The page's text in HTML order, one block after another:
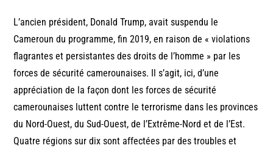
L’ancien président, Donald Trump, avait suspendu le
Cameroun du programme, fin 2019, en raison de « violations
flagrantes et persistantes des droits de l’homme » par les
forces de sécurité camerounaises. Il s’agit, ici, d’une
appréciation de la façon dont les forces de sécurité
camerounaises luttent contre le terrorisme dans les provinces
du Nord-Ouest, du Sud-Ouest, de l’Extrême-Nord et de l’Est.
Quatre régions sur dix sont affectées par des troubles et